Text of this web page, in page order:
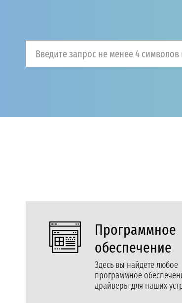
Введите запрос не менее 4
Программное
обеспечение
Здесь вы найдете любое
программное
драйверы для наших